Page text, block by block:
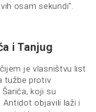
osam sekundi“.
i Tanjug
čijem je vlasništvu list
tužbe protiv
koji su
objavili laži i